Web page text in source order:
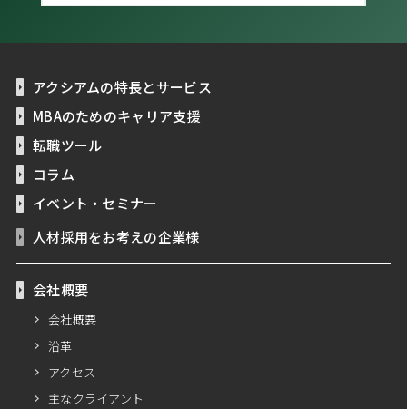
アクシアムの特長とサービス
MBAのためのキャリア支援
転職ツール
コラム
イベント・セミナー
人材採用をお考えの企業様
会社概要
会社概要
沿革
アクセス
主なクライアント